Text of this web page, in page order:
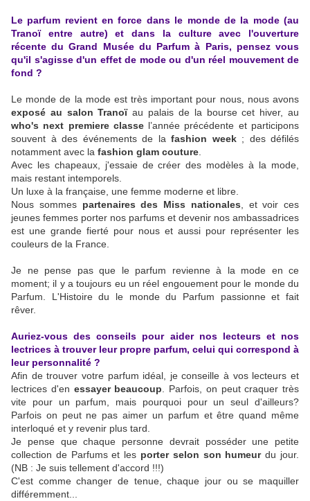
Le parfum revient en force dans le monde de la mode (au
Tranoï entre autre) et dans la culture avec l'ouverture
récente du Grand Musée du Parfum à Paris, pensez vous
qu'il s'agisse d'un effet de mode ou d'un réel mouvement de
fond ?
Le monde de la mode est très important pour nous, nous avons
exposé au salon Tranoïau palais de la bourse cet hiver, au
who's next premiere classel’année précédente et participons
souvent à des événements de la fashion week ; des défilés
notamment avec la fashion glam couture
Avec les chapeaux, j'essaie de créer des modèles à la mode,
mais restant intemporels.
Un luxe à la française, une femme moderne et libre.
Nous sommes partenaires des Miss nationales , et voir ces
jeunes femmes porter nos parfums et devenir nos ambassadrices
est une grande fierté pour nous et aussi pour représenter les
couleurs de la France.
Je ne pense pas que le parfum revienne à la mode en ce
moment; il y a toujours eu un réel engouement pour le monde du
Parfum. L'Histoire du le monde du Parfum passionne et fait
rêver.
Auriez-vous des conseils pour aider nos lecteurs et nos
lectrices à trouver leur propre parfum, celui qui correspond à
leur personnalité ?
Afin de trouver votre parfum idéal, je conseille à vos lecteurs et
lectrices d'en essayer beaucoup . Parfois, on peut craquer très
vite pour un parfum, mais pourquoi pour un seul d'ailleurs?
Parfois on peut ne pas aimer un parfum et être quand même
interloqué et y revenir plus tard.
Je pense que chaque personne devrait posséder une petite
collection de Parfums et les porter selon son humeurdu jour.
(NB : Je suis tellement d'accord !!!)
C'est comme changer de tenue, chaque jour ou se maquiller
différemment...